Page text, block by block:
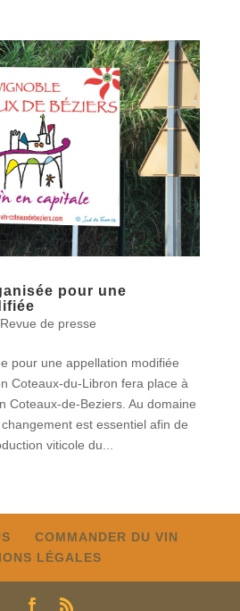
pour une
Revue de presse
pour une appellation modifiée
Coteaux-du-Libron fera place à
Coteaux-de-Beziers. Au domaine
est essentiel afin de
viticole du...
COMMANDER DU VIN
LÉGALES